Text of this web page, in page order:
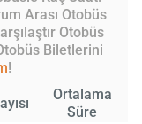
Arası Otobüs
Otobüs
Biletlerini
!
Ortalama
Süre